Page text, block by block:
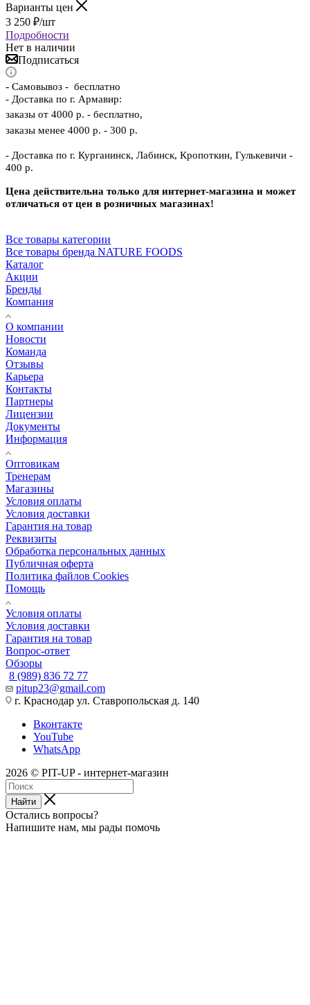
Варианты цен
3 250 ₽/шт
Подробности
Нет в наличии
Подписаться
- Самовывоз - бесплатно
- Доставка по г. Армавир:
заказы от 4000 р. - бесплатно,
заказы менее 4000 р. - 300 р.
- Доставка по г. Курганинск, Лабинск, Кропоткин, Гулькевичи -
400 р.
Цена действительна только для интернет-магазина и может
отличаться от цен в розничных магазинах!
Все товары категории
Все товары бренда NATURE FOODS
Каталог
Акции
Бренды
Компания
О компании
Новости
Команда
Отзывы
Карьера
Контакты
Партнеры
Лицензии
Документы
Информация
Оптовикам
Тренерам
Магазины
Условия оплаты
Условия доставки
Гарантия на товар
Реквизиты
Обработка персональных данных
Публичная оферта
Политика файлов Cookies
Помощь
Условия оплаты
Условия доставки
Гарантия на товар
Вопрос-ответ
Обзоры
8 (989) 836 72 77
pitup23@gmail.com
г. Краснодар ул. Ставропольская д. 140
Вконтакте
YouTube
WhatsApp
2026 © PIT-UP - интернет-магазин
Найти
Остались вопросы?
Напишите нам, мы рады помочь